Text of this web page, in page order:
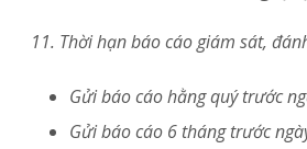
11. Thời hạn báo cáo giám sát,
Gửi báo cáo hằng quý trước
Gửi báo cáo 6 tháng trước